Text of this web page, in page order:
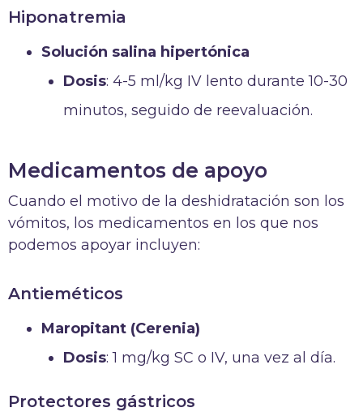
Hiponatremia
Solución salina hipertónica
Dosis: 4-5 ml/kg IV lento durante 10-30
minutos, seguido de reevaluación.
Medicamentos de apoyo
Cuando el motivo de la deshidratación son los
vómitos, los medicamentos en los que nos
podemos apoyar incluyen:
Antieméticos
Maropitant (Cerenia)
Dosis: 1 mg/kg SC o IV, una vez al día.
Protectores gástricos